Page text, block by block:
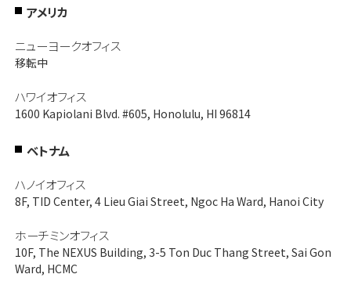
アメリカ
ニューヨークオフィス
移転中
ハワイオフィス
1600 Kapiolani Blvd. #605, Honolulu, HI 96814
ベトナム
ハノイオフィス
8F, TID Center, 4 Lieu Giai Street, Ngoc Ha Ward, Hanoi City
ホーチミンオフィス
10F, The NEXUS Building, 3-5 Ton Duc Thang Street, Sai Gon
Ward, HCMC